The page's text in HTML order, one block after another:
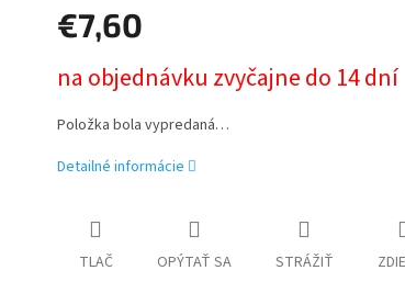
€7,60
cena:
na objednávku zvyčajne do 14 dní
Položka bola vypredaná…
Detailné informácie
TLAČ OPÝTAŤ SA STRÁŽIŤ